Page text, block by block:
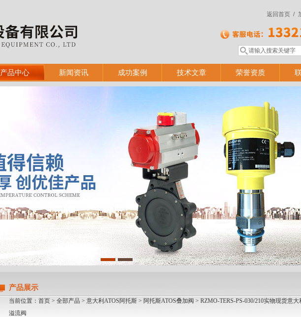
返回首页 /
产品中心 新闻资讯 成功案例 技术文章 荣誉资质
产品展示
当前位置： 首页 > 全部产品 > 意大利ATOS阿托斯 > 阿托斯ATOS叠加阀 > RZMO-TERS-PS-030/210实物现货意大
溢流阀